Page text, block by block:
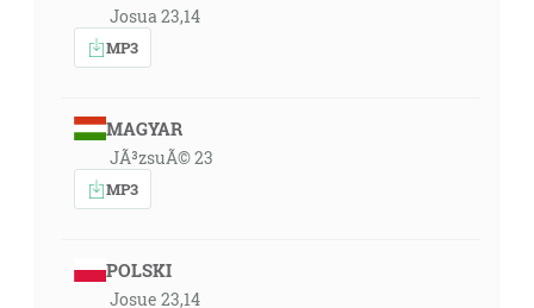
Josua 23,14
MP3
MAGYAR
JÃ³zsuÃ© 23
MP3
POLSKI
Josue 23,14